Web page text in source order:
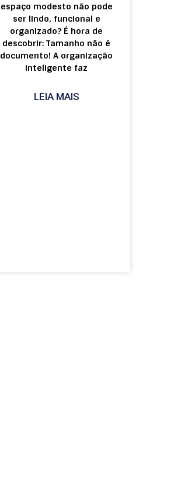
espaço modesto não pode
ser lindo, funcional e
organizado? É hora de
descobrir: Tamanho não é
documento! A organização
inteligente faz
LEIA MAIS